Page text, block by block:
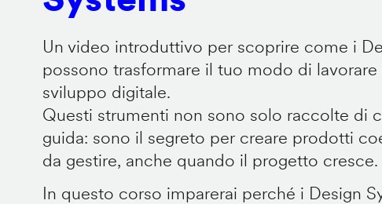
Un video introduttivo per scoprire come i
possono trasformare il tuo modo di
sviluppo digitale.
Questi strumenti non sono solo raccolte di
guida: sono il segreto per creare prodotti
da gestire, anche quando il progetto cresce.
In questo corso imparerai perché i Design